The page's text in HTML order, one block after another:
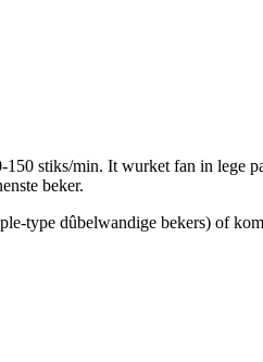
stiks/min. It wurket fan in lege
beker.
type dûbelwandige bekers) of